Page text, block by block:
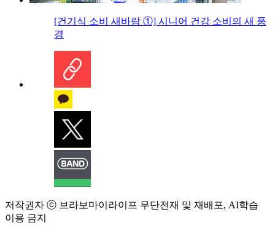
[건기식 소비 새바람 ①] 시니어 건강 소비의 새 풍
경
저작권자 ⓒ 브라보마이라이프 무단전재 및 재배포, AI학습
이용 금지